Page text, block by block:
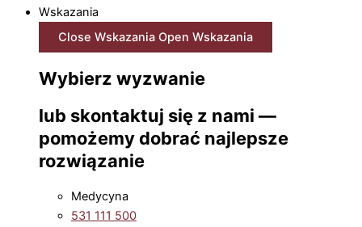
Wskazania
Close Wskazania Open Wskazania
Wybierz wyzwanie
lub skontaktuj się z nami —
pomożemy dobrać najlepsze
rozwiązanie
Medycyna
531 111 500